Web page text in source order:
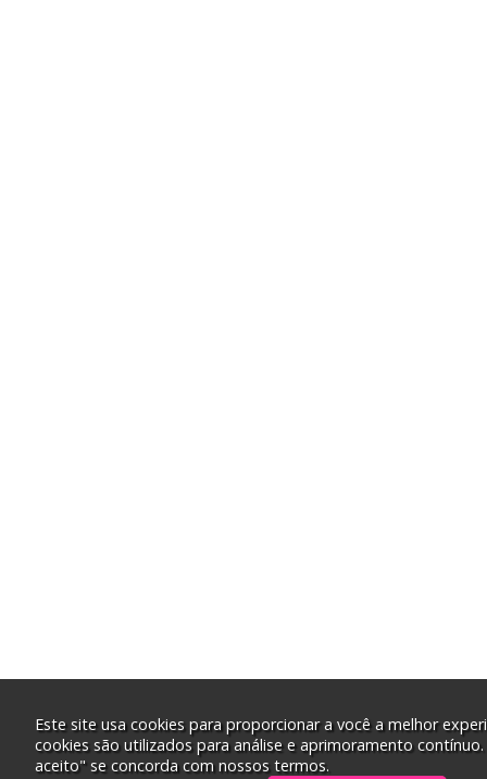
Este site usa cookies para proporcionar a você a melhor
cookies são utilizados para análise e aprimoramento
aceito" se concorda com nossos termos.